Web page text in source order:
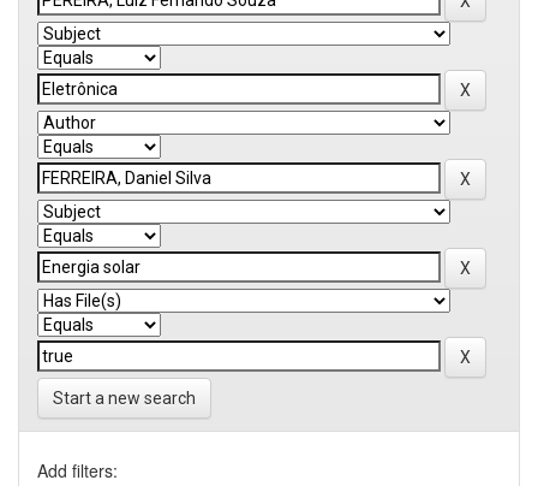
Start a new search
Add filters: